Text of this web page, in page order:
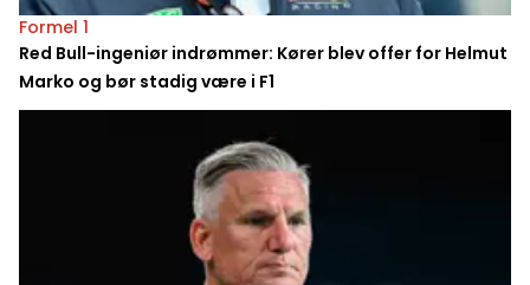
Formel 1
Red Bull-ingeniør indrømmer: Kører blev offer for Helmut
Marko og bør stadig være i F1